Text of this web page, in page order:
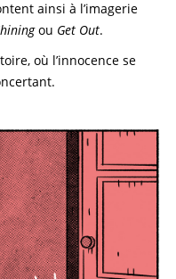
ainsi à l’imagerie
ou Get Out.
où l’innocence se